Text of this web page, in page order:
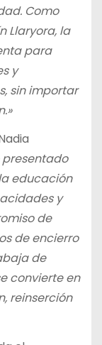
Como
Llaryora, la
para
y
sin importar
educación
y
de
de encierro
de
convierte en
reinserción